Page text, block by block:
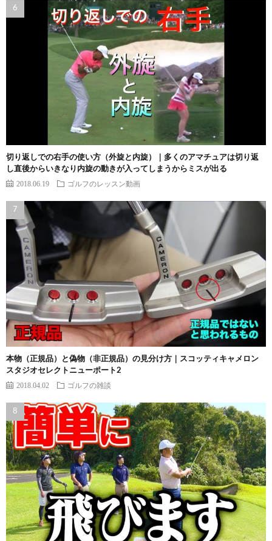
切り返しでの右手の使い方（外旋と内旋）｜多くのアマチュアは切り返
し直後からいきなり内旋の動きが入ってしまうからミスが出る
2018.06.19 ゴルフのレッスン動画
本物（正規品）と偽物（非正規品）の見分け方｜スコッティキャメロン
スタジオセレクトニューポート2
2018.04.02 ゴルフの雑談